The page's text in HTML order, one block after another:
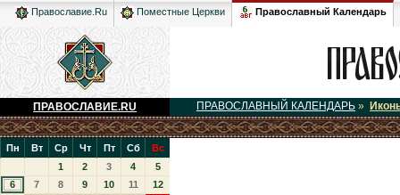
Православие.Ru Поместные Церкви Православный Календарь
ПРАВОСЛАВИЕ.RU ПРАВОСЛАВНЫЙ КАЛЕНДАРЬ »
Пн Вт Ср Чт Пт Сб
Вс
1
2 3 4
5
6
7 8 9 10 11
12